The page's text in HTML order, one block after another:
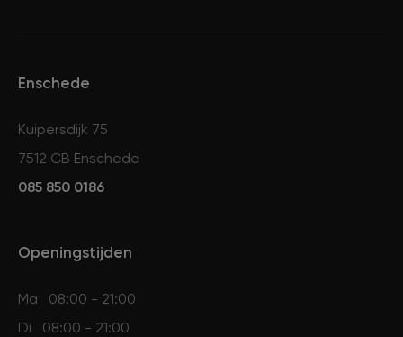
Enschede
Kuipersdijk 75
7512 CB Enschede
085 850 0186
Openingstijden
Ma
08:00 - 21:00
Di
08:00 - 21:00